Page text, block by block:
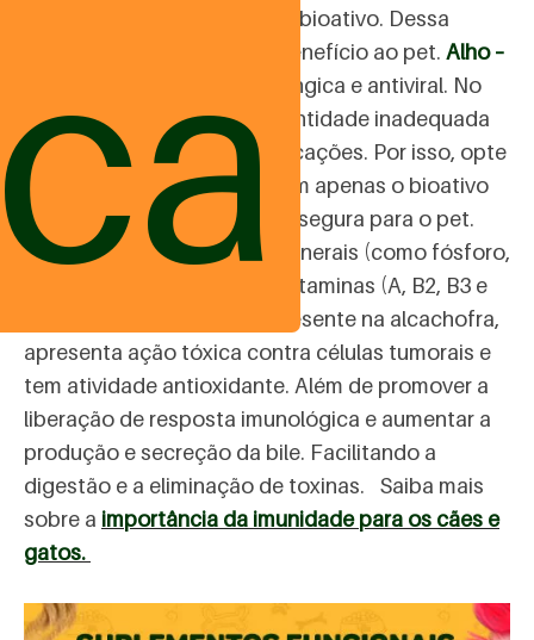
pois ele utiliza apenas o seu bioativo. Dessa
forma, proporciona maior benefício ao pet. Alho –
tem ação bacteriana, antifúngica e antiviral. No
entanto, se ingerido em quantidade inadequada
pelo pet, pode levar a intoxicações. Por isso, opte
por suplementos que utilizem apenas o bioativo
deste ingrediente, de forma segura para o pet.
Cenoura –
fonte de fibras, minerais (como fósforo,
potássio, cálcio e sódio) e vitaminas (A, B2, B3 e
o lupeol, presente na alcachofra,
apresenta ação tóxica contra células tumorais e
tem atividade antioxidante. Além de promover a
liberação de resposta imunológica e aumentar a
produção e secreção da bile. Facilitando a
digestão e a eliminação de toxinas. Saiba mais
sobre a importância da imunidade para os cães e
gatos.